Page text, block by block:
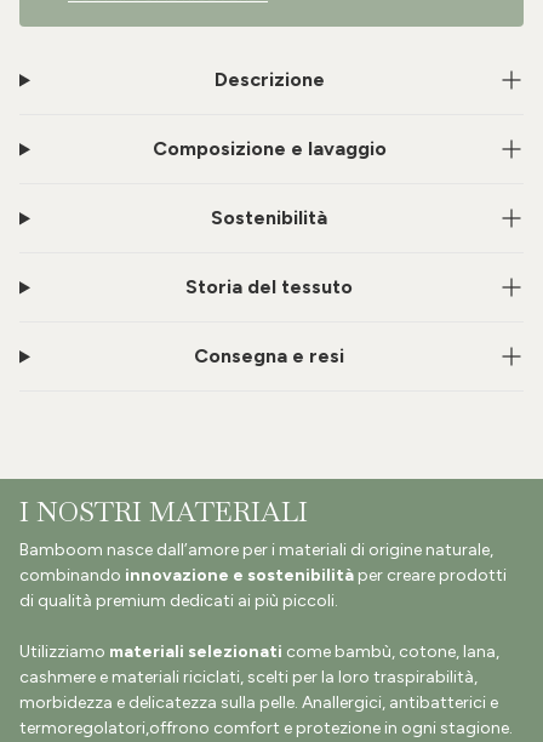
Descrizione
Composizione e lavaggio
Sostenibilità
Storia del tessuto
Consegna e resi
I NOSTRI MATERIALI
Bamboom nasce dall’amore per i materiali di origine naturale,
combinando innovazione e sostenibilità per creare prodotti
di qualità premium dedicati ai più piccoli.
Utilizziamo materiali selezionati come bambù, cotone, lana,
cashmere e materiali riciclati, scelti per la loro traspirabilità,
morbidezza e delicatezza sulla pelle. Anallergici, antibatterici e
termoregolatori,offrono comfort e protezione in ogni stagione.